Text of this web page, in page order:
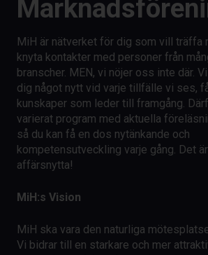
MiH är nätverket för dig som vill träffa
knyta kontakter med personer från
branscher. MEN, vi nöjer oss inte där.
dig något nytt vid varje tillfälle vi ses,
kunskaper som leder till framgång.
varierat program med aktuella
så du kan få en dos nytänkande och
kompetensutveckling varje gång. Det
affärsnytta!
MiH:s Vision
MiH ska vara den naturliga
Vi bidrar till en starkare och mer